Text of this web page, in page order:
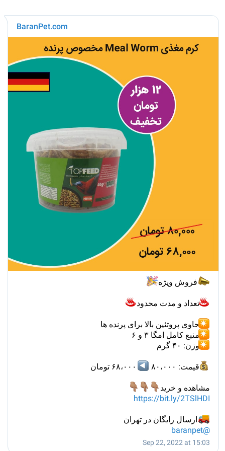
BaranPet.com
فروش ویژه
تعداد و مدت محدود
♨️
حاوی پروتئین بالا برای پرنده ها
منبع کامل امگا ۳ و ۶
وزن: ۴۰ گرم
قيمت: ۸۰،۰۰۰ ۶۸،۰۰۰ تومان
مشاهده و خرید
👇🏽
https://bit.ly/2TSlHDI
ارسال رایگان در تهران
@baranpet
Sep 22, 2022 at 15:03